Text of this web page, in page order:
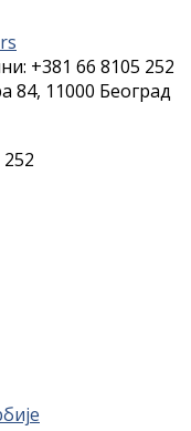
+381 66 8105 252
84, 11000 Београд